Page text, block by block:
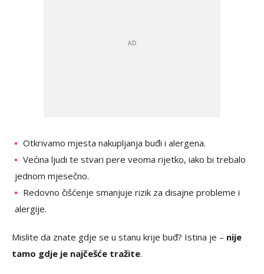
Otkrivamo mjesta nakupljanja buđi i alergena.
Većina ljudi te stvari pere veoma rijetko, iako bi trebalo
jednom mjesečno.
Redovno čišćenje smanjuje rizik za disajne probleme i
alergije.
Mislite da znate gdje se u stanu krije buđ? Istina je – nije
tamo gdje je najčešće tražite.